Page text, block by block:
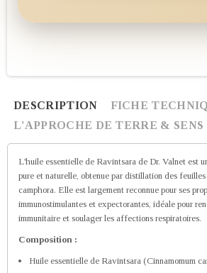
DESCRIPTION
FICHE
L'APPROCHE DE TERRE & SENS
L'huile essentielle de Ravintsara de Dr. Valnet est
pure et naturelle, obtenue par distillation des feuilles
camphora. Elle est largement reconnue pour ses
immunostimulantes et expectorantes, idéale pour
immunitaire et soulager les affections respiratoires.
Composition :
Huile essentielle de Ravintsara (Cinnamomum